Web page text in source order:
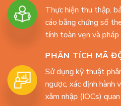
Thực hiện thu thập,
cáo bằng chứng số
tính toàn vẹn và pháp
PHÂN TÍCH MÃ
Sử dụng kỹ thuật
ngược, xác định hành
xâm nhập (IOCs)